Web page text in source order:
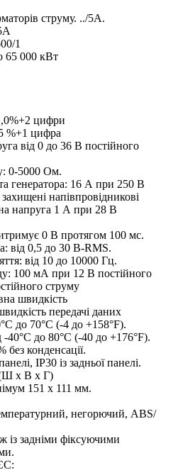
струму. ../5А.
1
65 000 кВт
цифри
%+1 цифра
від 0 до 36 В постійного
0-5000 Ом.
генератора: 16 А при 250 В
напівпровідникові
напруга 1 А при 28 В
0 В протягом 100 мс.
від 0,5 до 30 В-RMS.
від 10 до 10000 Гц.
100 мА при 12 В постійного
струму
швидкість
передачі даних
до 70°C (-4 до +158°F).
-40°C до 80°C (-40 до +176°F).
без конденсації.
IP30 із задньої панелі.
(Ш x В x Г)
151 x 111 мм.
негорючий, ABS/
задніми фіксуючими